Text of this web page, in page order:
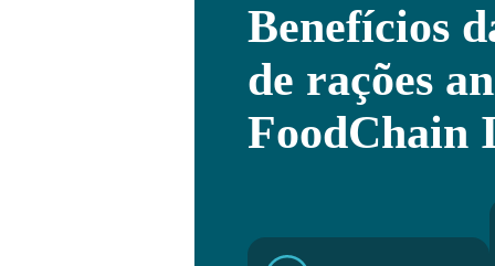
Benefícios
de rações
FoodChain